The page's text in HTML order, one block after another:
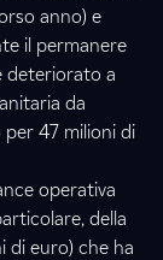
anno) e
il permanere
deteriorato a
da
47 milioni di
operativa
della
di euro) che ha